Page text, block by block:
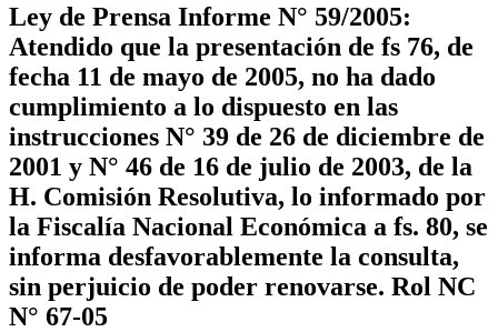
Ley de Prensa Informe N° 59/2005:
Atendido que la presentación de fs 76, de
fecha 11 de mayo de 2005, no ha dado
cumplimiento a lo dispuesto en las
instrucciones N° 39 de 26 de diciembre de
2001 y N° 46 de 16 de julio de 2003, de la
H. Comisión Resolutiva, lo informado por
la Fiscalía Nacional Económica a fs. 80, se
informa desfavorablemente la consulta,
sin perjuicio de poder renovarse. Rol NC
N° 67-05